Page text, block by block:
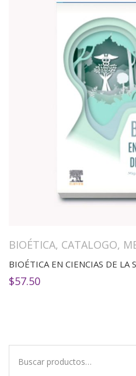
BIOÉTICA, CATALOGO,
BIOÉTICA EN CIENCIAS DE LA
$57.50